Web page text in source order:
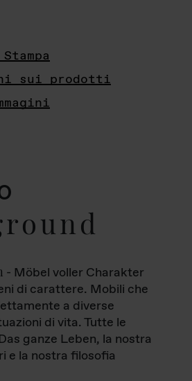
sui prodotti
- Möbel voller Charakter
di carattere. Mobili che
a diverse
di vita. Tutte le
ganze Leben, la nostra
e la nostra filosofia